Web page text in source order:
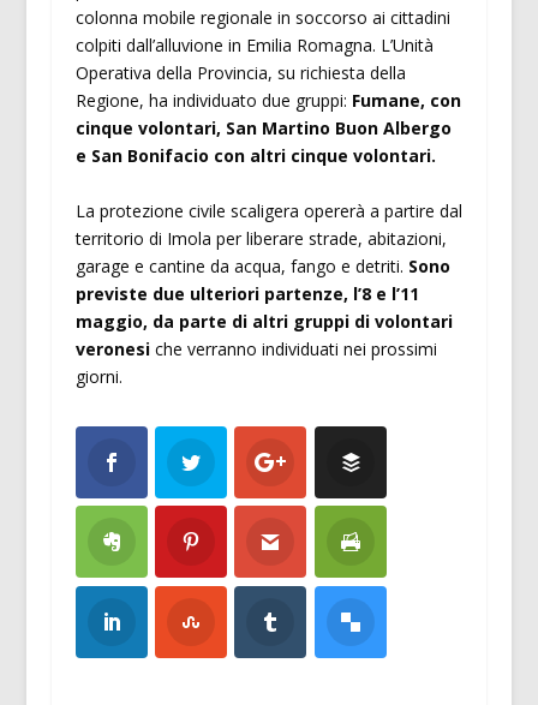
colonna mobile regionale in soccorso ai cittadini
colpiti dall’alluvione in Emilia Romagna. L’Unità
Operativa della Provincia, su richiesta della
Regione, ha individuato due gruppi: Fumane, con
cinque volontari, San Martino Buon Albergo
e San Bonifacio con altri cinque volontari.
La protezione civile scaligera opererà a partire dal
territorio di Imola per liberare strade, abitazioni,
garage e cantine da acqua, fango e detriti. Sono
previste due ulteriori partenze, l’8 e l’11
maggio, da parte di altri gruppi di volontari
veronesiche verranno individuati nei prossimi
giorni.